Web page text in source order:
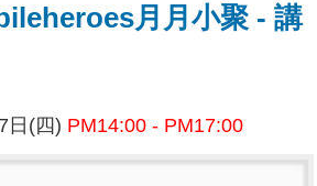
月月小聚 - 講
日(四) PM14:00 - PM17:00